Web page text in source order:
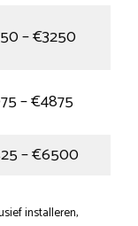
– €3250
– €4875
– €6500
installeren,